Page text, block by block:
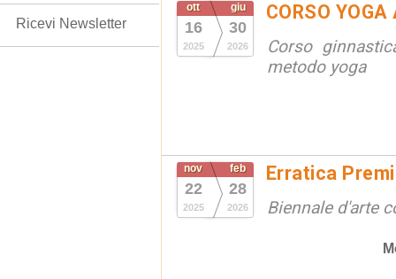
ott
16
2025
giu
30
2026
CORSO
Corso
metodo yoga
nov
22
2025
feb
28
2026
Erratica
Biennale d'arte
Ricevi Newsletter